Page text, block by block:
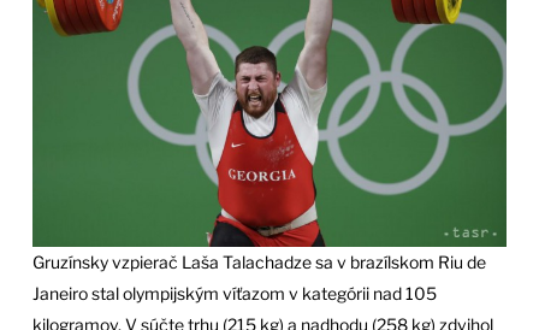
Gruzínsky vzpierač Laša Talachadze sa v brazílskom Riu de
Janeiro stal olympijským víťazom v kategórii nad 105
kilogramov. V súčte trhu (215 kg) a nadhodu (258 kg) zdvihol